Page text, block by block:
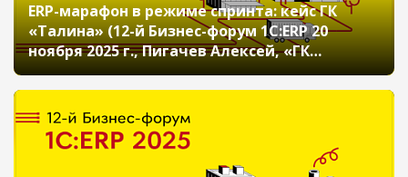
ERP-марафон в режиме спринта: кейс ГК
«Талина» (12-й Бизнес-форум 1С:ERP 20
ноября 2025 г., Пигачев Алексей, «ГК
«Талина» (Мясоперерабатывающий
комплекс «Атяшевский»))